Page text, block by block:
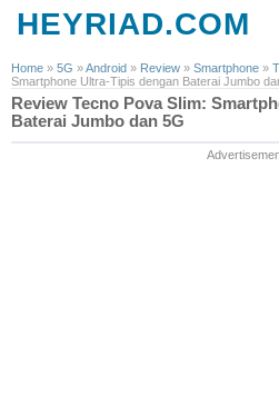
HEYRIAD.COM
Home » 5G »Android » Review » Smartphone »
Smartphone Ultra-Tipis dengan Baterai Jumbo
Review Tecno Pova Slim:
Baterai Jumbo dan 5G